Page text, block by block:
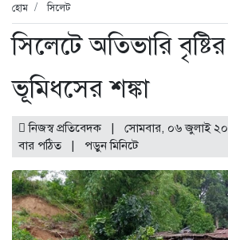
হোম সিলেট
সিলেটে অতিভারি
ভূমিধসের শঙ্কা
নিজস্ব প্রতিবেদক | সোমবার, ০৬
বার পঠিত
| পড়ুনমিনিটে